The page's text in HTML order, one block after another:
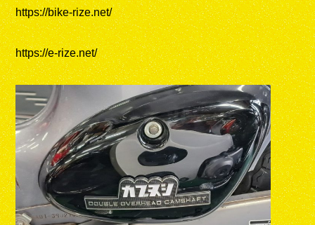
https://bike-rize.net/
https://e-rize.net/